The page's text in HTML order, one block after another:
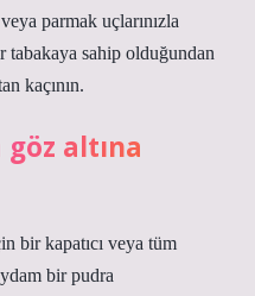
parmak uçlarınızla
sahip olduğundan
kaçının.
altına
bir kapatıcı veya tüm
bir pudra